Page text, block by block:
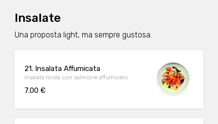
Insalate
Una proposta light, ma sempre gustosa.
21. Insalata Affumicata
Insalata mista con salmone affumicato
7.00 €